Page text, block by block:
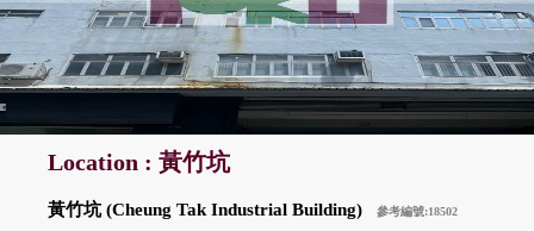
Location : 黃竹坑
黃竹坑 (Cheung Tak Industrial Building) 參考編號:18502